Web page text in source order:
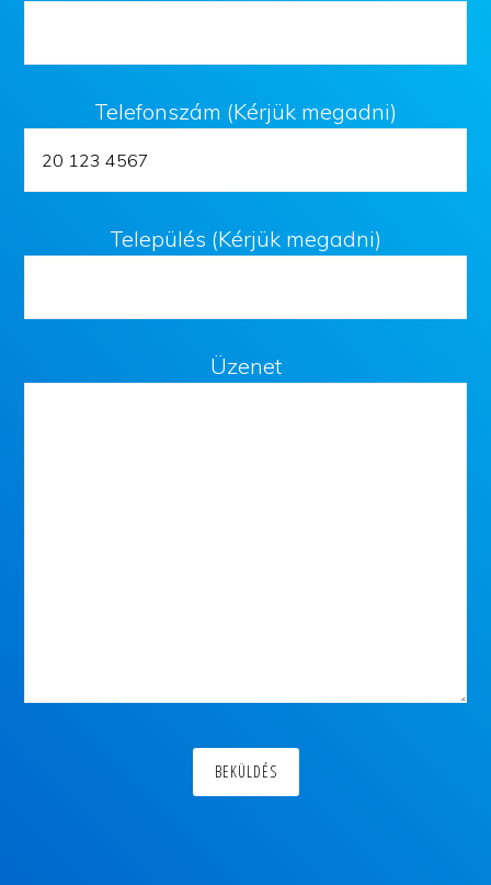
Telefonszám (Kérjük megadni)
Település (Kérjük megadni)
Üzenet